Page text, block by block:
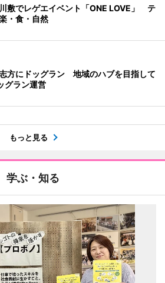
敷でレゲエイベント「ONE LOVE」 テ
・食・自然
方にドッグラン 地域のハブを目指して
グラン運営
もっと見る
学ぶ・知る